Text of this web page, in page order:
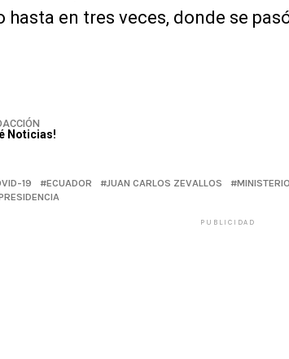
hasta en tres veces, donde se
Noticias!
19 ECUADOR JUAN CARLOS ZEVALLOS
PUBLICIDAD